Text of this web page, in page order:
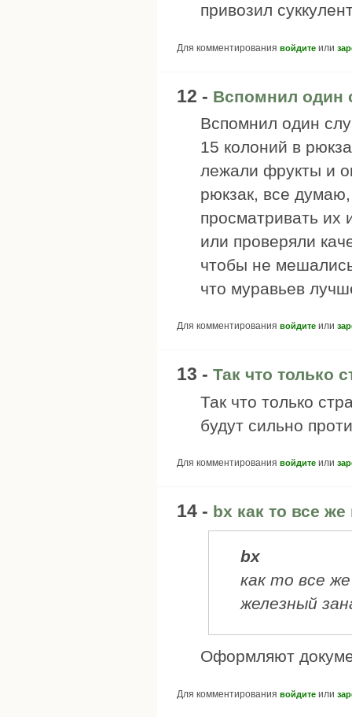
привозил
Для комментирования войдите или
12 - Вспомнил один
Вспомнил один
15 колоний в
лежали фрукты и
рюкзак, все
просматривать их
или проверяли
чтобы не
что муравьев
Для комментирования войдите или
13 - Так что только
Так что только
будут сильно
Для комментирования войдите или
14 - bx как то все же
bx
как то все
железный
Оформляют
Для комментирования войдите или